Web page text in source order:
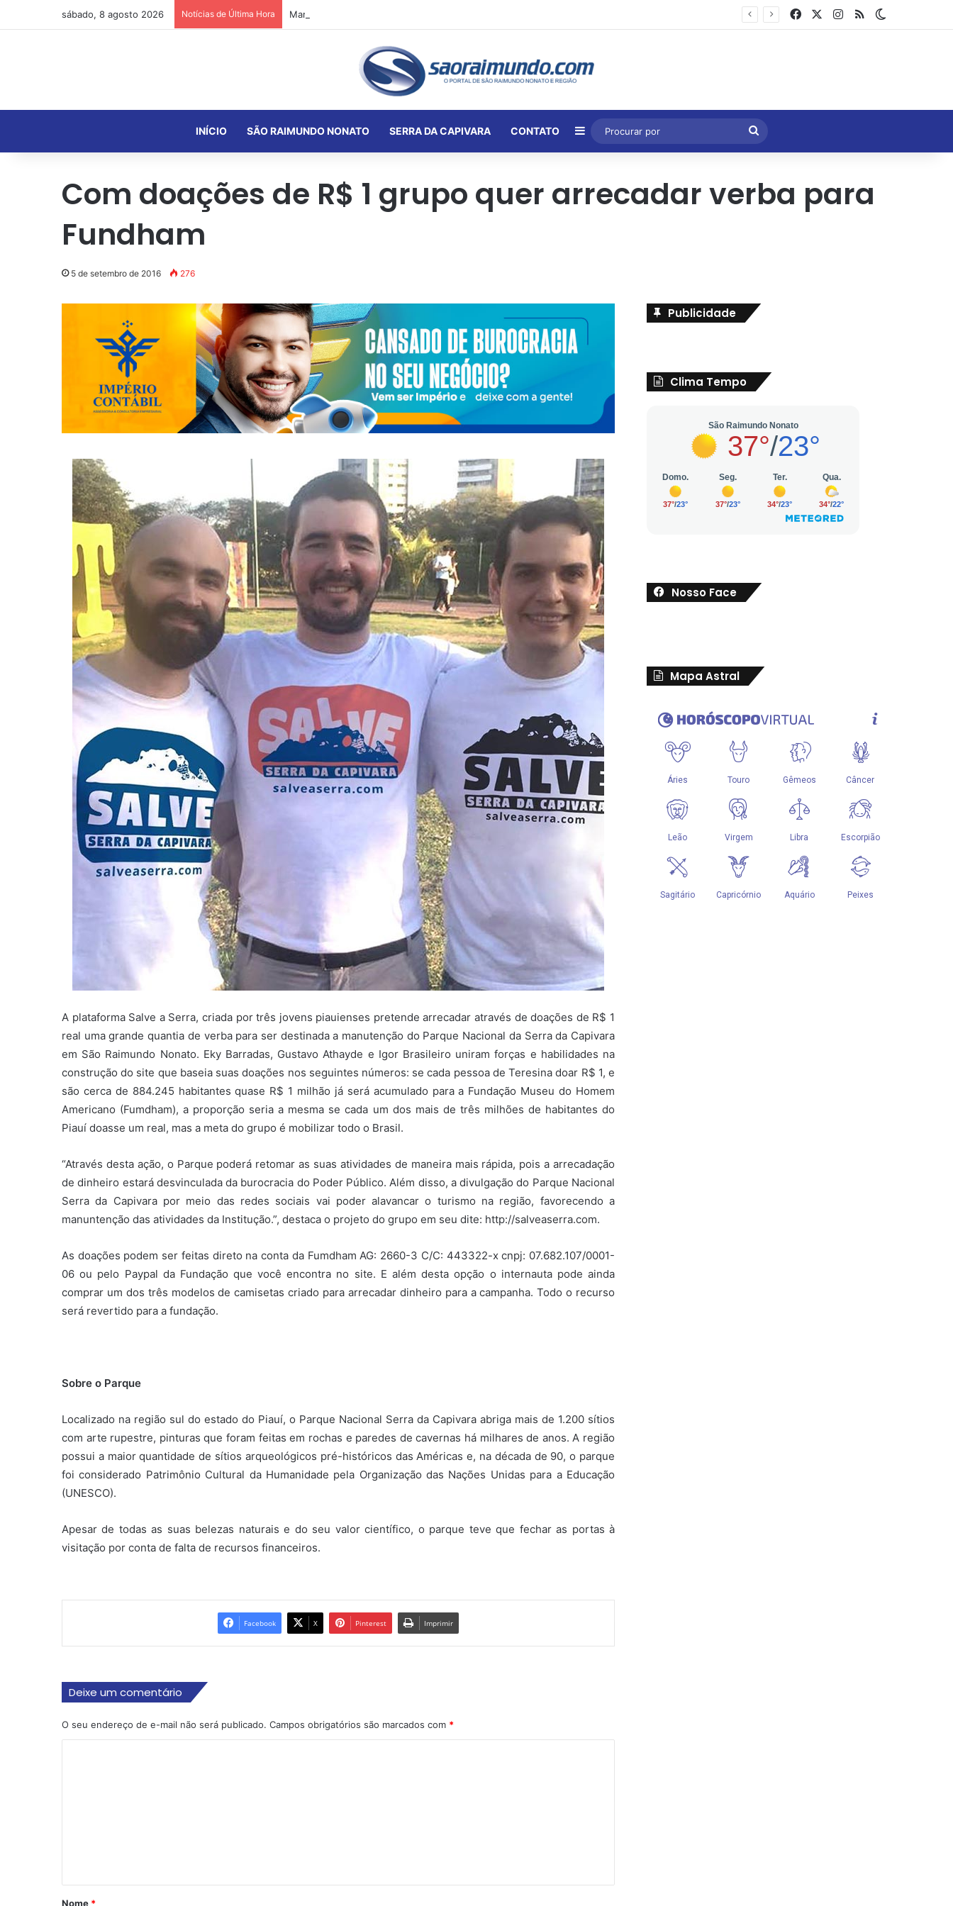
sábado, 8 agosto 2026 Notícias de Última Hora FacebookInstagram
RSS
INÍCIO SÃO RAIMUNDO NONATO SERRA DA CAPIVARA CONTATO Barra Lateral
Procurar
por
Com doações de R$ 1 grupo quer arrecadar verba para
Fundham
5 de setembro de 2016 276
A plataforma Salve a Serra, criada por três jovens piauienses pretende arrecadar através de doações de R$ 1
real uma grande quantia de verba para ser destinada a manutenção do Parque Nacional da Serra da Capivara
em São Raimundo Nonato. Eky Barradas, Gustavo Athayde e Igor Brasileiro uniram forças e habilidades na
construção do site que baseia suas doações nos seguintes números: se cada pessoa de Teresina doar R$ 1, e
são cerca de 884.245 habitantes quase R$ 1 milhão já será acumulado para a Fundação Museu do Homem
Americano (Fumdham), a proporção seria a mesma se cada um dos mais de três milhões de habitantes do
Piauí doasse um real, mas a meta do grupo é mobilizar todo o Brasil.
“Através desta ação, o Parque poderá retomar as suas atividades de maneira mais rápida, pois a arrecadação
de dinheiro estará desvinculada da burocracia do Poder Público. Além disso, a divulgação do Parque Nacional
Serra da Capivara por meio das redes sociais vai poder alavancar o turismo na região, favorecendo a
manuntenção das atividades da Institução.”, destaca o projeto do grupo em seu dite: http://salveaserra.com.
As doações podem ser feitas direto na conta da Fumdham AG: 2660-3 C/C: 443322-x cnpj: 07.682.107/0001-
06 ou pelo Paypal da Fundação que você encontra no site. E além desta opção o internauta pode ainda
comprar um dos três modelos de camisetas criado para arrecadar dinheiro para a campanha. Todo o recurso
será revertido para a fundação.
Sobre o Parque
Localizado na região sul do estado do Piauí, o Parque Nacional Serra da Capivara abriga mais de 1.200 sítios
com arte rupestre, pinturas que foram feitas em rochas e paredes de cavernas há milhares de anos. A região
possui a maior quantidade de sítios arqueológicos pré-históricos das Américas e, na década de 90, o parque
foi considerado Patrimônio Cultural da Humanidade pela Organização das Nações Unidas para a Educação
(UNESCO).
Apesar de todas as suas belezas naturais e do seu valor científico, o parque teve que fechar as portas à
visitação por conta de falta de recursos financeiros.
Facebook X Pinterest Imprimir
Deixe um comentário
O seu endereço de e-mail não será publicado. Campos obrigatórios são marcados com *
rNome *
Publicidade
Clima Tempo
Nosso Face
Mapa Astral